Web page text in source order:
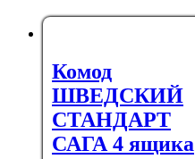
Комод
ШВЕДСКИЙ
СТАНДАРТ
САГА 4 ящика